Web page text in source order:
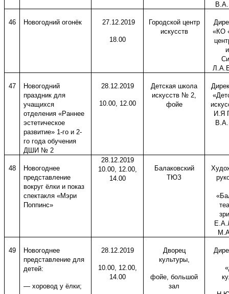
46 Новогодний огонёк 27.12.2019
18.00
Городской центр
искусств
«КО
47
Новогодний
праздник для
учащихся
отделения «Раннее
эстетическое
развитие» 1-го и 2-
го года обучения
ДШИ № 2
28.12.2019
10.00, 12.00
Детская школа
искусств № 2,
фойе
И.Я
48
Новогоднее
представление
вокруг ёлки и показ
спектакля «Мэри
Поппинс»
28.12.2019
10.00, 12.00,
14.00
Балаковский
ТЮЗ
49
Новогоднее
представление для
детей:
— хоровод у ёлки;
28.12.2019
10.00, 12.00,
14.00
Дворец
культуры,
фойе, большой
зал